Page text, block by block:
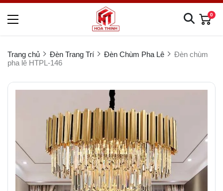
0
Trang chủ Đèn Trang Trí Đèn Chùm Pha Lê
Đèn chùm
pha lê HTPL-146